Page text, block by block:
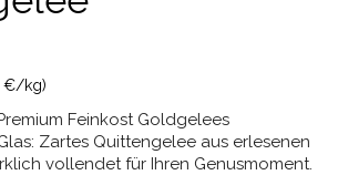
€/kg)
Feinkost Goldgelees
Zartes Quittengelee aus erlesenen
vollendet für Ihren Genusmoment.